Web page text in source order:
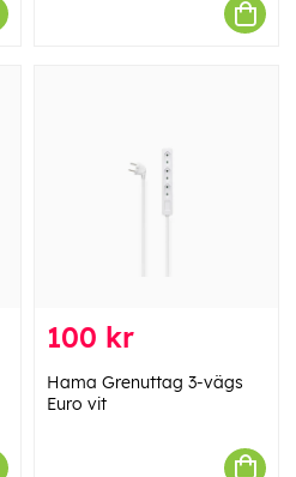
100 kr
Hama Grenuttag 3-vägs
Euro vit